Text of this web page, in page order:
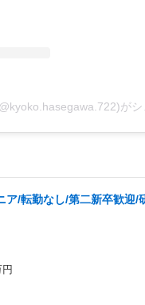
がシ
ア/転勤なし/第二新卒歓迎/